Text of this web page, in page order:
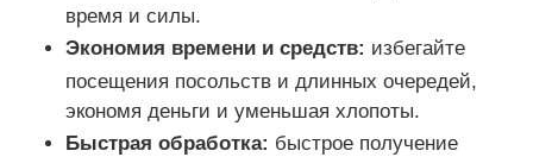
время и силы.
Экономия времени и средств: избегайте
посещения посольств и длинных очередей,
экономя деньги и уменьшая хлопоты.
Быстрая обработка: быстрое получение